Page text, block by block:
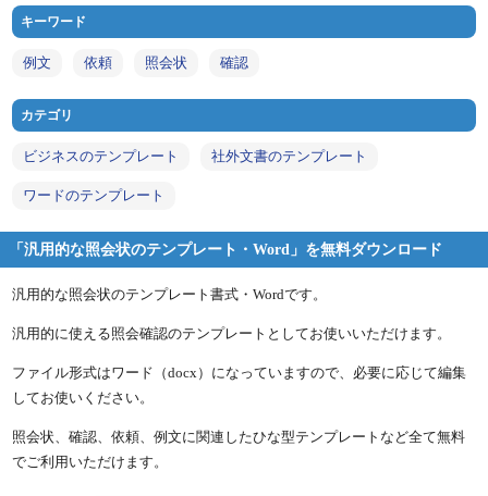
キーワード
例文 依頼 照会状 確認
カテゴリ
ビジネスのテンプレート 社外文書のテンプレート
ワードのテンプレート
「汎用的な照会状のテンプレート・Word」を無料ダウンロード
汎用的な照会状のテンプレート書式・Wordです。
汎用的に使える照会確認のテンプレートとしてお使いいただけます。
ファイル形式はワード（docx）になっていますので、必要に応じて編集
してお使いください。
照会状、確認、依頼、例文に関連したひな型テンプレートなど全て無料
でご利用いただけます。